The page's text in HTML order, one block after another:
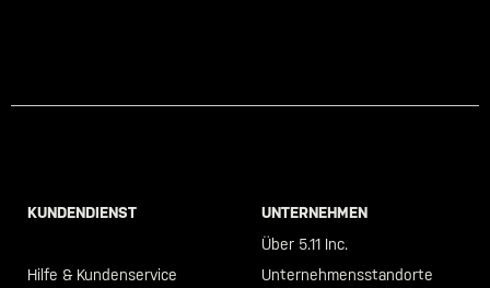
KUNDENDIENST
Hilfe & Kundenservice
UNTERNEHMEN
Über 5.11 Inc.
Unternehmensstandorte